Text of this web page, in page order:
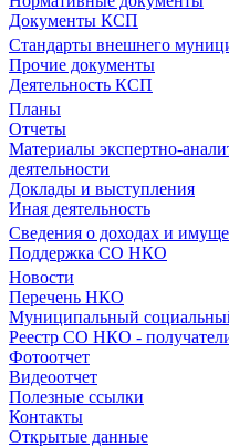
Документы КСП
Стандарты внешнего
Прочие документы
Деятельность КСП
Планы
Отчеты
Материалы экспертно-
деятельности
Доклады и выступления
Иная деятельность
Сведения о доходах и
Поддержка СО НКО
Новости
Перечень НКО
Муниципальный
Реестр СО НКО -
Фотоотчет
Видеоотчет
Полезные ссылки
Контакты
Открытые данные